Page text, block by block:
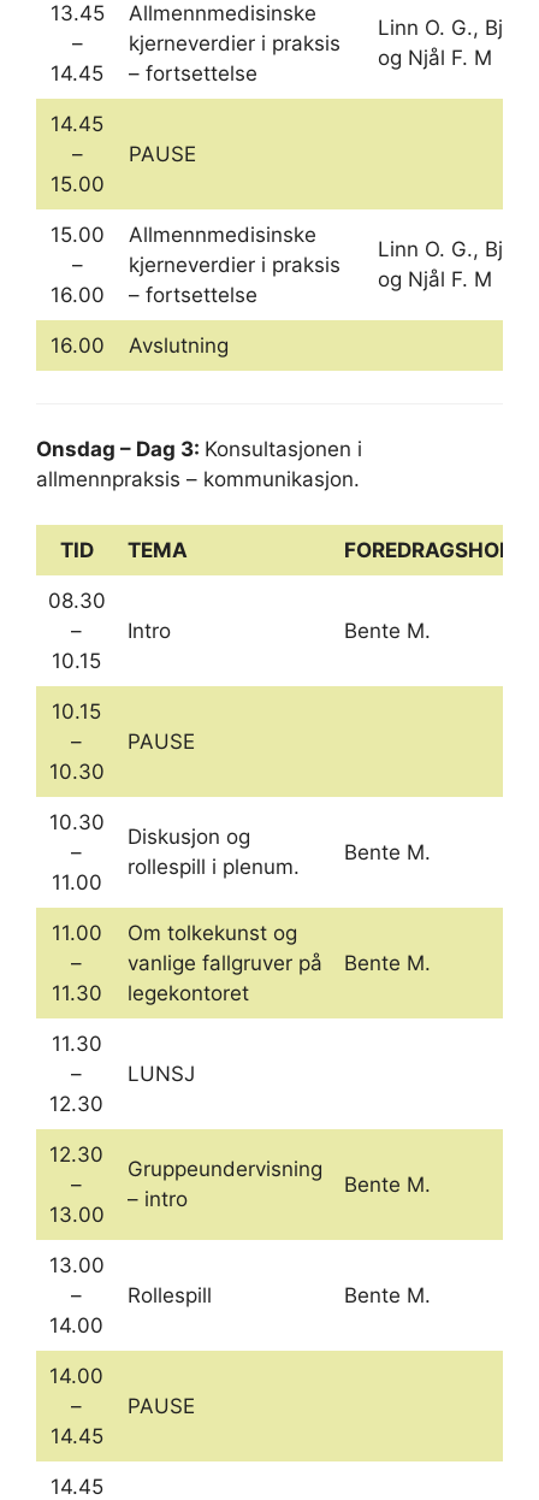
13.45
–
14.45
Allmennmedisinske
kjerneverdier i praksis
– fortsettelse
Linn O. G.,
og Njål F. M
14.45
–
15.00
PAUSE
15.00
–
16.00
Allmennmedisinske
kjerneverdier i praksis
– fortsettelse
Linn O. G.,
og Njål F. M
16.00 Avslutning
Onsdag – Dag 3: Konsultasjonen i
allmennpraksis – kommunikasjon.
TID TEMA
08.30
–
10.15
Intro Bente M.
10.15
–
10.30
PAUSE
10.30
–
11.00
Diskusjon og
rollespill i plenum.
Bente M.
11.00
–
11.30
Om tolkekunst og
vanlige fallgruver på
legekontoret
Bente M.
11.30
–
12.30
LUNSJ
12.30
–
13.00
Gruppeundervisning
– intro
Bente M.
13.00
–
14.00
Rollespill Bente M.
14.00
–
14.45
PAUSE
14.45